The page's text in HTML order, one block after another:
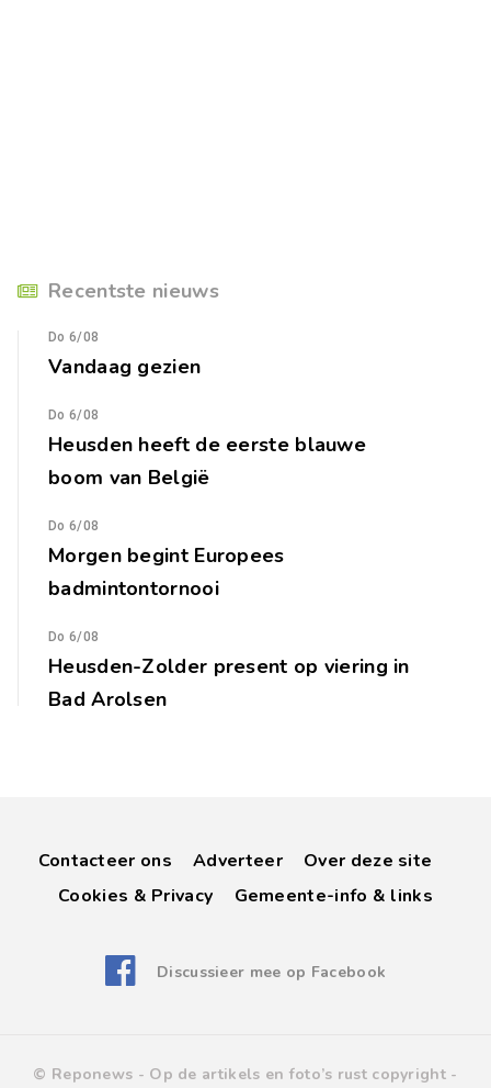
Recentste nieuws
Do 6/08
Vandaag gezien
Do 6/08
Heusden heeft de eerste blauwe
boom van België
Do 6/08
Morgen begint Europees
badmintontornooi
Do 6/08
Heusden-Zolder present op viering in
Bad Arolsen
Contacteer ons Adverteer
Over deze site
Cookies & Privacy
Gemeente-info & links
Discussieer mee op Facebook
© Reponews - Op de artikels en foto’s rust copyright -